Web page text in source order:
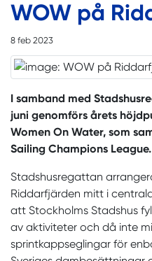
WOW på
8 feb 2023
I samband med
juni genomförs årets
Women On Water, som
Sailing Champions League.
Stadshusregattan
Riddarfjärden mitt i
att Stockholms Stadshus
av aktiviteter och då inte
sprintkappseglingar för